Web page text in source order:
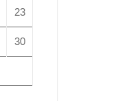
23
30